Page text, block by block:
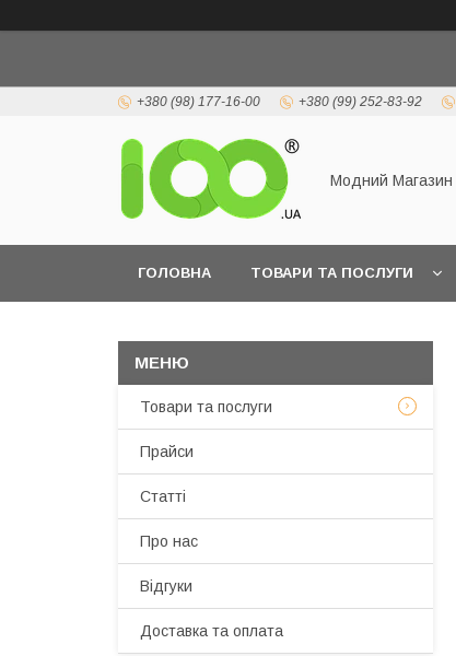
+380 (98) 177-16-00 +380 (99) 252-83-92
Модний Магазин
ГОЛОВНА ТОВАРИ ТА ПОСЛУГИ
Товари та послуги
Прайси
Статті
Про нас
Відгуки
Доставка та оплата